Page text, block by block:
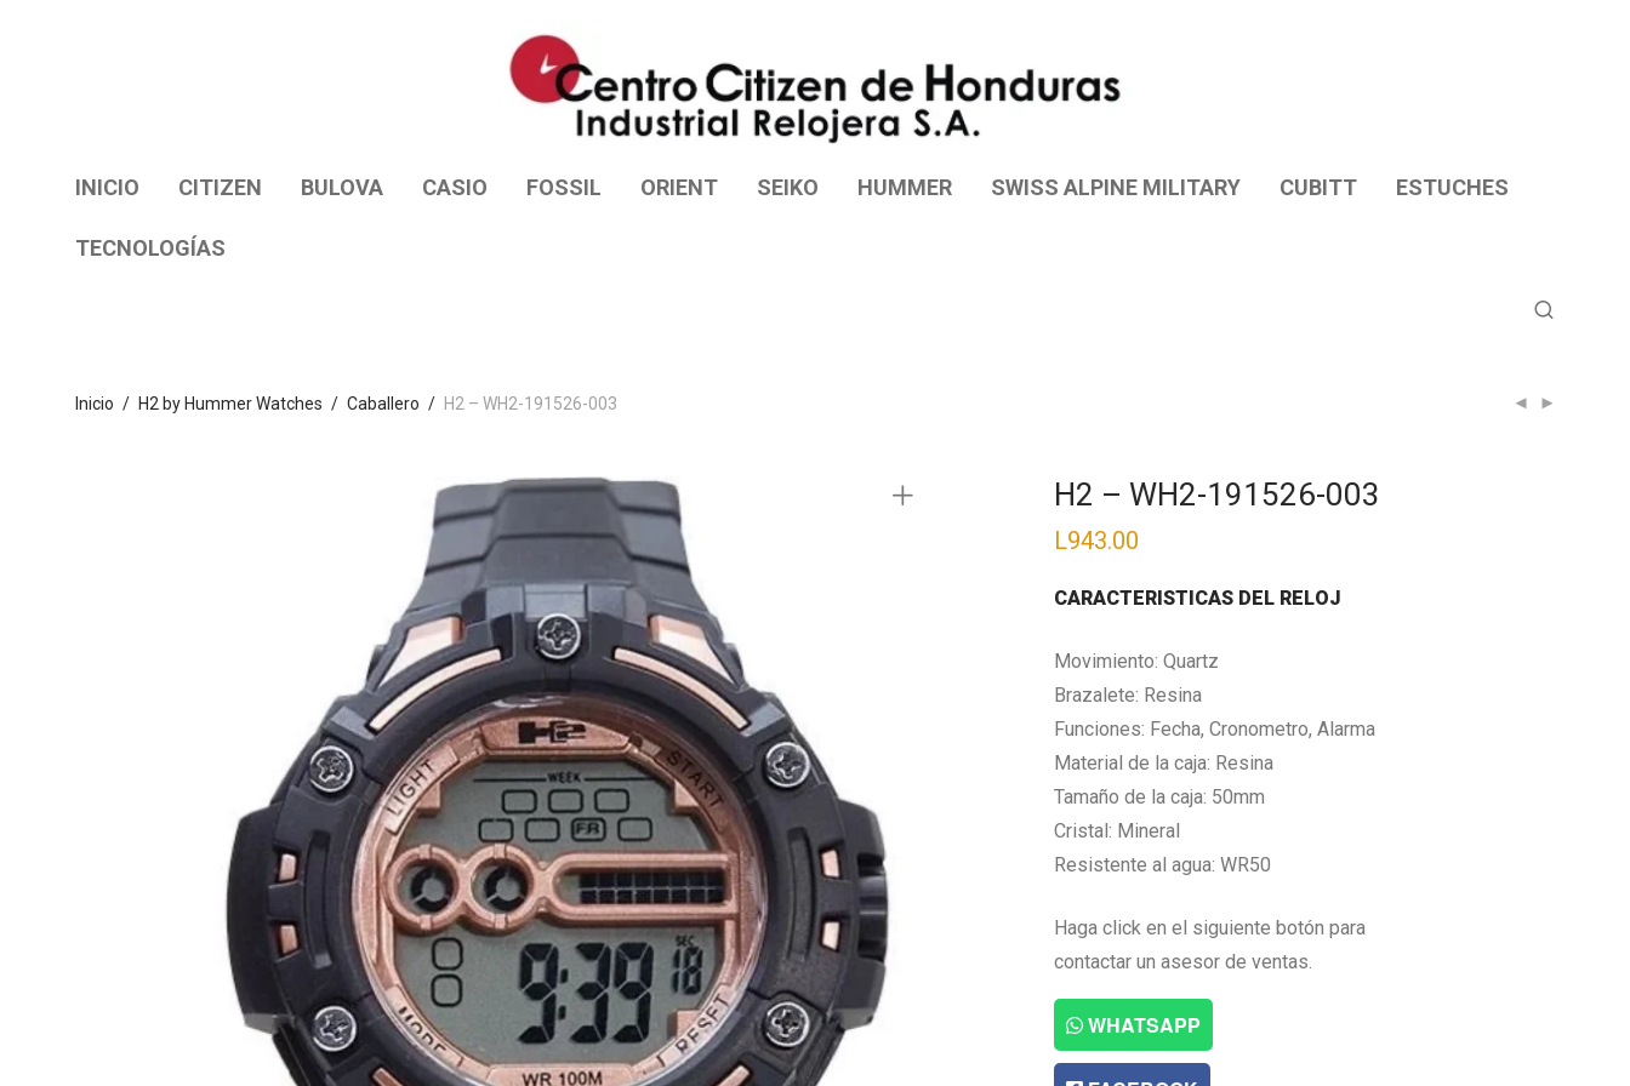
INICIO CITIZEN BULOVA CASIO FOSSIL ORIENT SEIKO HUMMER SWISS ALPINE MILITARY CUBITT ESTUCHES
TECNOLOGÍAS
Inicio / H2 by Hummer Watches / Caballero / H2 – WH2-191526-003
H2 – WH2-191526-003
L943.00
CARACTERISTICAS DEL RELOJ
Movimiento: Quartz
Brazalete: Resina
Funciones: Fecha, Cronometro, Alarma
Material de la caja: Resina
Tamaño de la caja: 50mm
Cristal: Mineral
Resistente al agua: WR50
Haga click en el siguiente botón para
contactar un asesor de ventas.
WHATSAPP